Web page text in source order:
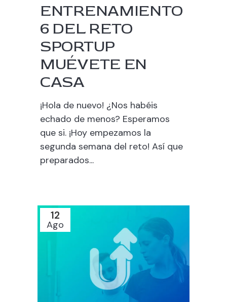
ENTRENAMIENTO
6 DEL RETO
SPORTUP
MUÉVETE EN
CASA
¡Hola de nuevo! ¿Nos habéis
echado de menos? Esperamos
que si. ¡Hoy empezamos la
segunda semana del reto! Así que
preparados...
12
Ago